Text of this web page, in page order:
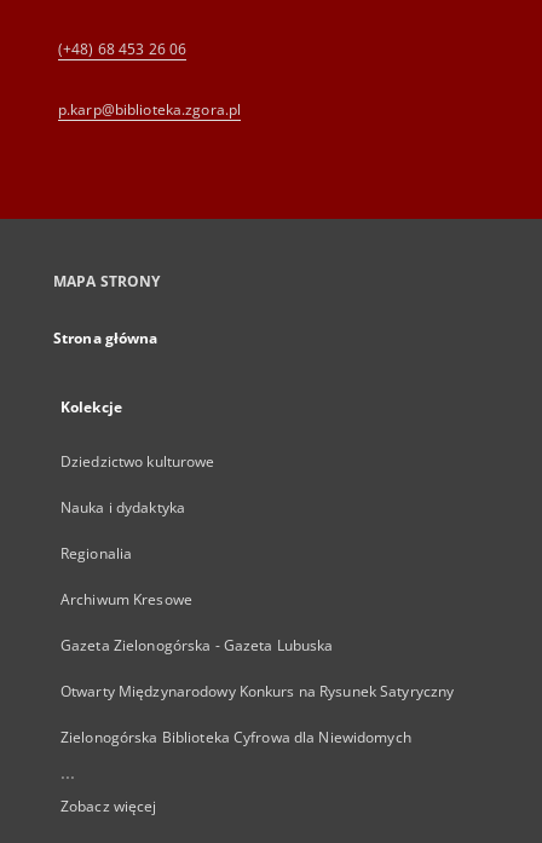
(+48) 68 453 26 06
p.karp@biblioteka.zgora.pl
MAPA STRONY
Strona główna
Kolekcje
Dziedzictwo kulturowe
Nauka i dydaktyka
Regionalia
Archiwum Kresowe
Gazeta Zielonogórska - Gazeta Lubuska
Otwarty Międzynarodowy Konkurs na Rysunek Satyryczny
Zielonogórska Biblioteka Cyfrowa dla Niewidomych
...
Zobacz więcej